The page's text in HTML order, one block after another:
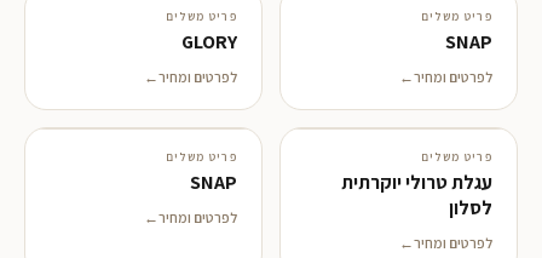
פריט משלים
SNAP
לפרטים ומחיר
פריט משלים
GLORY
לפרטים ומחיר
פריט משלים
עגלת טרולי יוקרתית
לסלון
לפרטים ומחיר
פריט משלים
SNAP
לפרטים ומחיר